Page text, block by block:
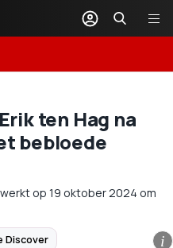
ten Hag na
bebloede
op 19 oktober 2024 om
Discover i